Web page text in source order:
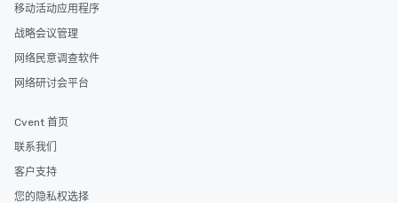
移动活动应用程序
战略会议管理
网络民意调查软件
网络研讨会平台
Cvent 首页
联系我们
客户支持
您的隐私权选择